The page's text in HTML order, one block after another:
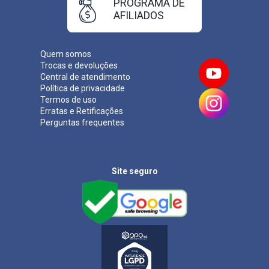
Quem somos
Trocas e devoluções
Central de atendimento
Política de privacidade
Termos de uso
Erratas e Retificações
Perguntas frequentes
AFILIADOS
Site seguro